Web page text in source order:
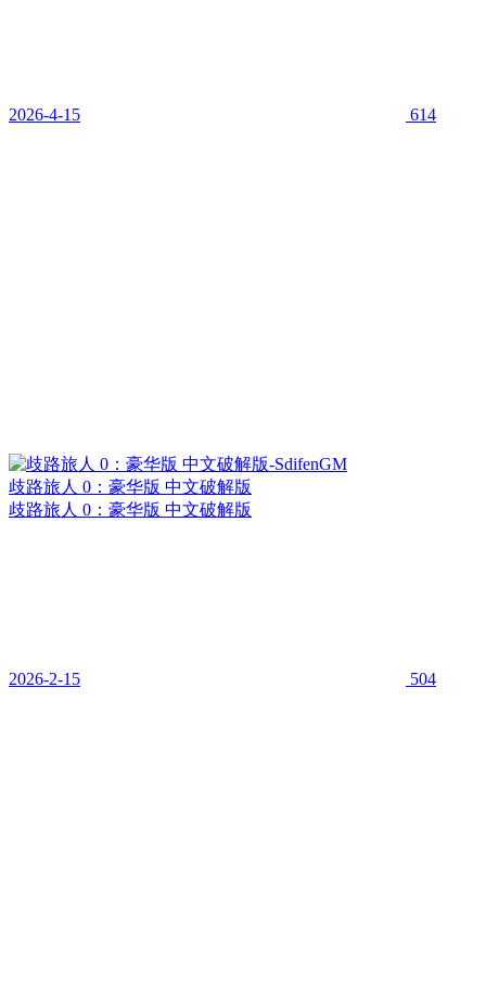
2026-4-15 614
歧路旅人 0：豪华版 中文破解版
歧路旅人 0：豪华版 中文破解版
2026-2-15 504